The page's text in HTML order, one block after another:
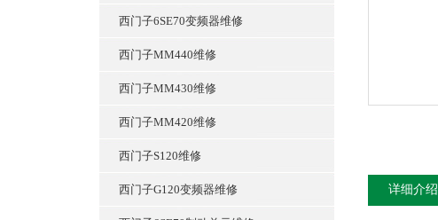
西门子6SE70变频器维修
西门子MM440维修
西门子MM430维修
西门子MM420维修
西门子S120维修
西门子G120变频器维修 详细介绍